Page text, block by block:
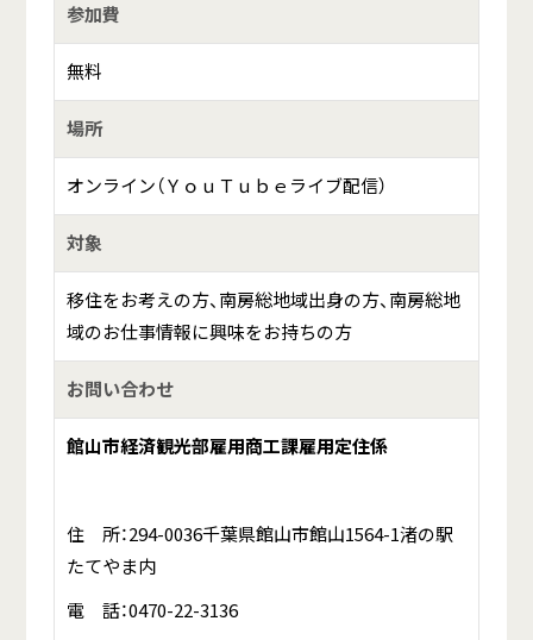
参加費
無料
場所
オンライン（ＹｏｕＴｕｂｅライブ配信）
対象
移住をお考えの方、南房総地域出身の方、南房総地
域のお仕事情報に興味をお持ちの方
お問い合わせ
館山市経済観光部雇用商工課雇用定住係
住 所：294-0036千葉県館山市館山1564-1渚の駅
たてやま内
電 話：0470-22-3136